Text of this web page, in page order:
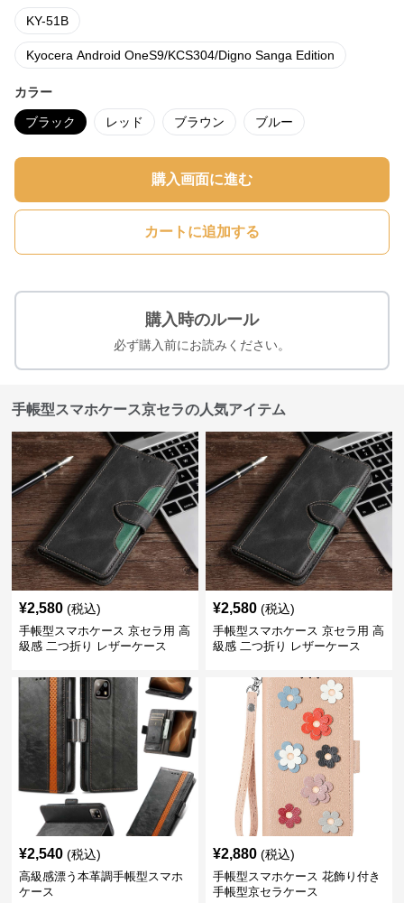
KY-51B
Kyocera Android OneS9/KCS304/Digno Sanga Edition
カラー
ブラック レッド ブラウン ブルー
購入画面に進む
カートに追加する
購入時のルール
必ず購入前にお読みください。
手帳型スマホケース京セラの人気アイテム
¥2,580 (税込)
手帳型スマホケース 京セラ用 高
級感 二つ折り レザーケース
¥2,580 (税込)
手帳型スマホケース 京セラ用 高
級感 二つ折り レザーケース
¥2,540 (税込)
高級感漂う本革調手帳型スマホ
ケース
¥2,880 (税込)
手帳型スマホケース 花飾り付き
手帳型京セラケース